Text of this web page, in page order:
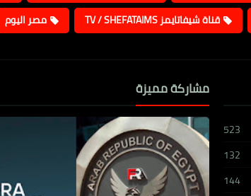
قناة شيفاتايمز TV / SHEFATAIMS مصر اليوم
523
132
144
مشاركة مميزة